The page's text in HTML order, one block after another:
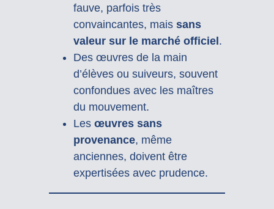
fauve, parfois très
convaincantes, mais sans
valeur sur le marché officiel.
Des œuvres de la main
d’élèves ou suiveurs, souvent
confondues avec les maîtres
du mouvement.
Les œuvres sans
provenance, même
anciennes, doivent être
expertisées avec prudence.